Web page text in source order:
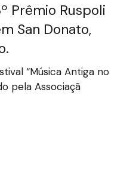
Prêmio Ruspoli
San Donato,
“Música Antiga no
pela Associaçã